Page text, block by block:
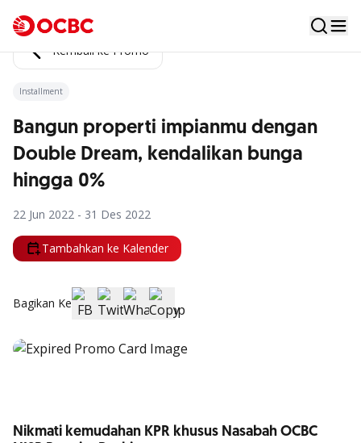
Kembali ke Promo
Installment
Bangun properti impianmu dengan
Double Dream, kendalikan bunga
hingga 0%
22 Jun 2022 - 31 Des 2022
Tambahkan ke Kalender
Bagikan Ke
Nikmati kemudahan KPR khusus Nasabah OCBC